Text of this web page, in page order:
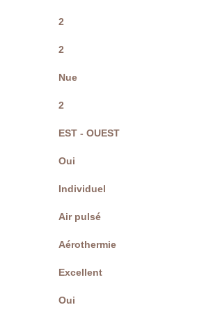
2
2
Nue
2
EST - OUEST
Oui
Individuel
Air pulsé
Aérothermie
Excellent
Oui